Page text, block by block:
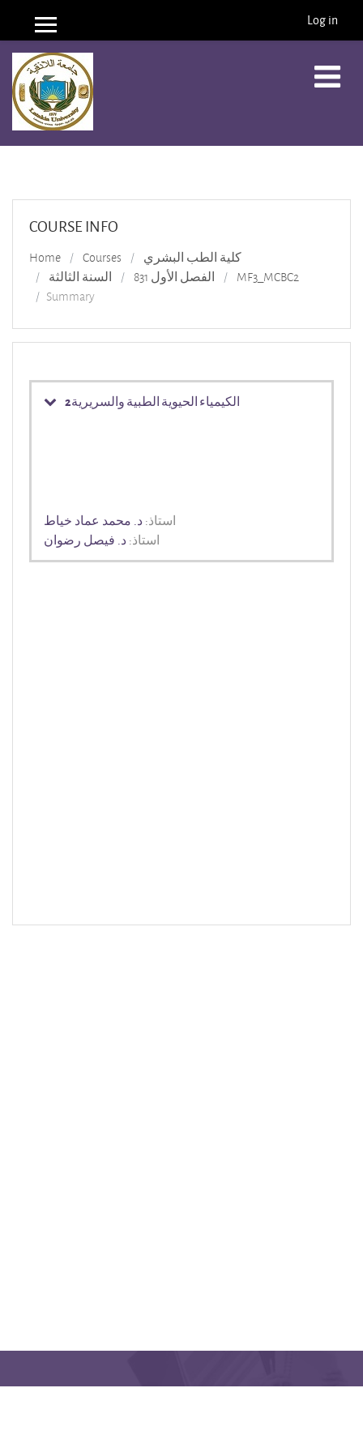
Skip to main content
Side panel Log in
COURSE INFO
Home Courses
كلية الطب البشري
السنة الثالثة
الفصل الأول 831
MF3_MCBC2
Summary
الكيمياء الحيوية الطبية والسريرية2
استاذ: د. محمد عماد خياط
استاذ: د. فيصل رضوان